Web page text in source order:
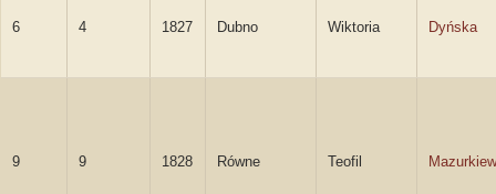
6 4 1827 Dubno Wiktoria Dyńska
9 9 1828 Równe Teofil